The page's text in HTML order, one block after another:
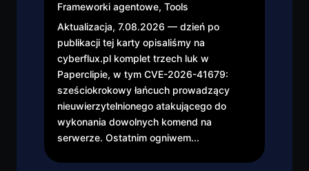
Frameworki agentowe, Tools
Aktualizacja, 7.08.2026 — dzień po
publikacji tej karty opisaliśmy na
cyberflux.pl komplet trzech luk w
Paperclipie, w tym CVE-2026-41679:
sześciokrokowy łańcuch prowadzący
nieuwierzytelnionego atakującego do
wykonania dowolnych komend na
serwerze. Ostatnim ogniwem...